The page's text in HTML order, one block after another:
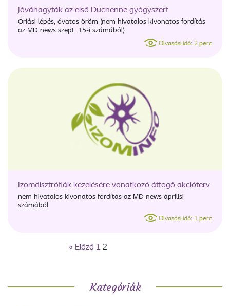
Kategóriák
Jóváhagyták az első Duchenne gyógyszert
Óriási lépés, óvatos öröm (nem hivatalos kivonatos fordítás
az MD news szept. 15-i számából)
Olvasási idő: 2 perc
Izomdisztrófiák kezelésére vonatkozó átfogó akcióterv
nem hivatalos kivonatos fordítás az MD news áprilisi
számából
Olvasási idő: 1 perc
« Előző 1 2